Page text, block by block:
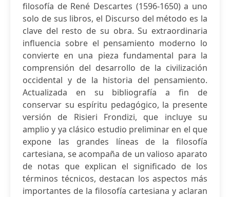
filosofía de René Descartes (1596-1650) a uno
solo de sus libros, el Discurso del método es la
clave del resto de su obra. Su extraordinaria
influencia sobre el pensamiento moderno lo
convierte en una pieza fundamental para la
comprensión del desarrollo de la civilización
occidental y de la historia del pensamiento.
Actualizada en su bibliografía a fin de
conservar su espíritu pedagógico, la presente
versión de Risieri Frondizi, que incluye su
amplio y ya clásico estudio preliminar en el que
expone las grandes líneas de la filosofía
cartesiana, se acompaña de un valioso aparato
de notas que explican el significado de los
términos técnicos, destacan los aspectos más
importantes de la filosofía cartesiana y aclaran